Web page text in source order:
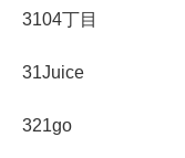
3104丁目
31Juice
321go